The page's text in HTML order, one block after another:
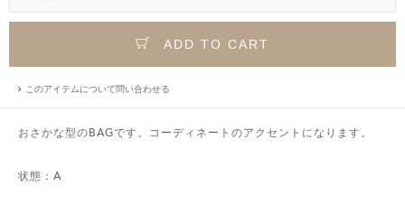
ADD TO CART
このアイテムについて問い合わせる
おさかな型のBAGです。コーディネートのアクセントになります。
状態：A